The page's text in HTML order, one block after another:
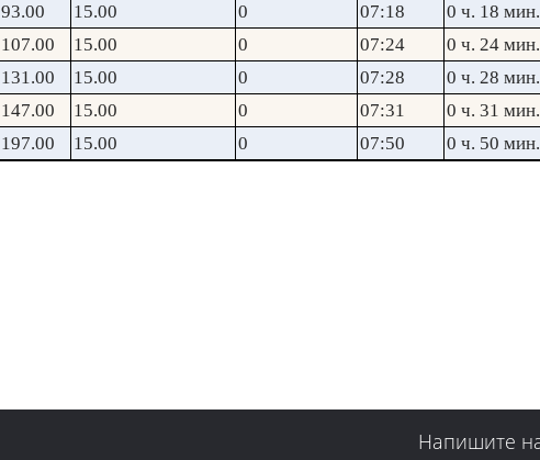
93.00 15.00 0 07:18
0 ч. 18 мин.
107.00 15.00 0 07:24
0 ч. 24 мин.
131.00 15.00 0 07:28
0 ч. 28 мин.
147.00 15.00 0 07:31
0 ч. 31 мин.
197.00 15.00 0 07:50 0 ч. 50 мин.
Напишите